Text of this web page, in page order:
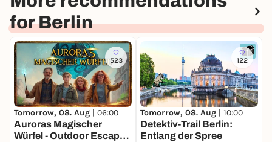
for Berlin
523
Tomorrow, 08. Aug | 06:00
Auroras Magischer
Würfel - Outdoor Escape
122
Tomorrow, 08. Aug | 10:00
Detektiv-Trail Berlin:
Entlang der Spree